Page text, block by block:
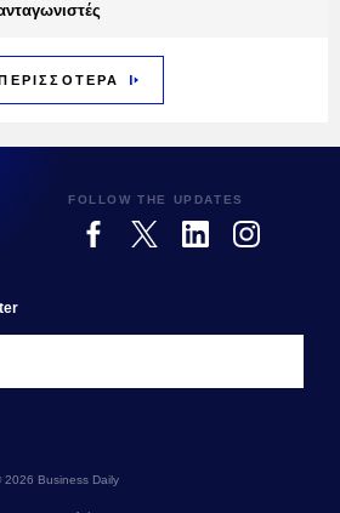
FOLLOW THE UPDATES
2026 Business Daily